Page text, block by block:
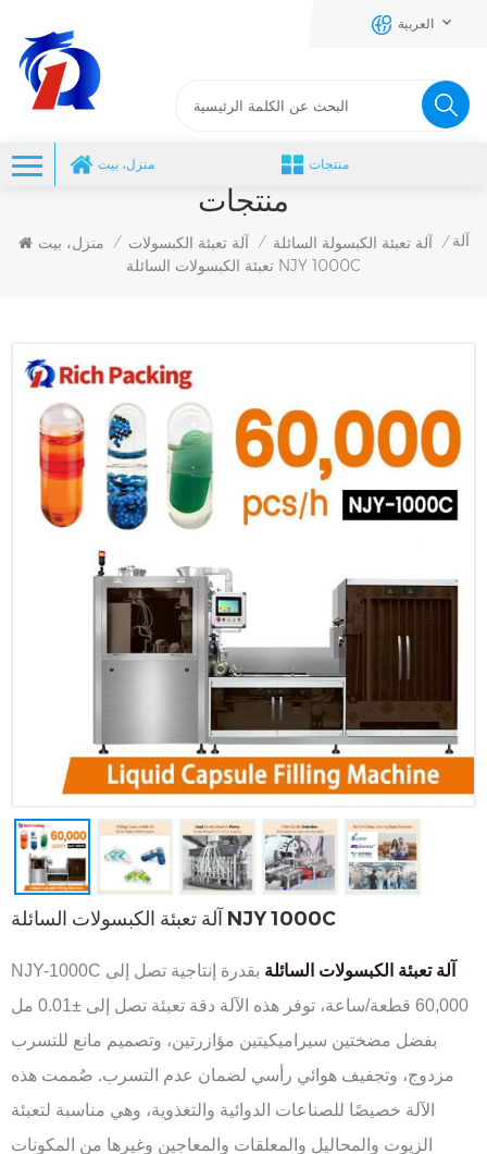
العربية
منزل، بيت منتجات
منتجات
منزل، بيت / آلة تعبئة الكبسولات / آلة تعبئة الكبسولة السائلة / آلة
تعبئة الكبسولات السائلة NJY 1000C
آلة تعبئة الكبسولات السائلة NJY 1000C
NJY-1000C آلة تعبئة الكبسولات السائلة بقدرة إنتاجية تصل إلى
60,000 قطعة/ساعة، توفر هذه الآلة دقة تعبئة تصل إلى ±0.01 مل
بفضل مضختين سيراميكيتين مؤازرتين، وتصميم مانع للتسرب
مزدوج، وتجفيف هوائي رأسي لضمان عدم التسرب. صُممت هذه
الآلة خصيصًا للصناعات الدوائية والتغذوية، وهي مناسبة لتعبئة
الزيوت والمحاليل والمعلقات والمعاجين وغيرها من المكونات